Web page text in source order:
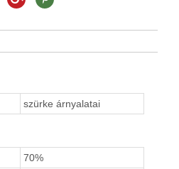
szürke árnyalatai
70%